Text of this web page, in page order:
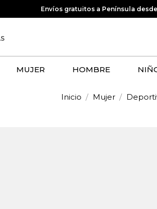
Envíos gratuitos a Península
MUJER HOMBRE
Inicio Mujer